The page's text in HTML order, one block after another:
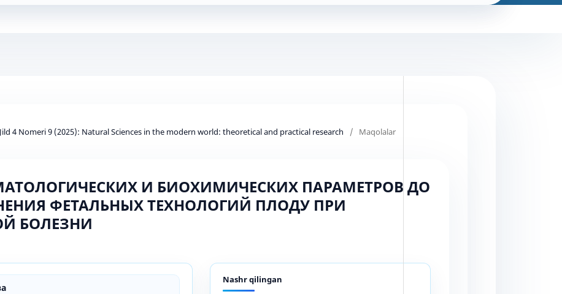
Jild 4 Nomeri 9 (2025): Natural Sciences in the modern world: theoretical and practical research / Maqolalar
И БИОХИМИЧЕСКИХ ПАРАМЕТРОВ ДО
ФЕТАЛЬНЫХ ТЕХНОЛОГИЙ ПЛОДУ ПРИ
БОЛЕЗНИ
Nashr qilingan